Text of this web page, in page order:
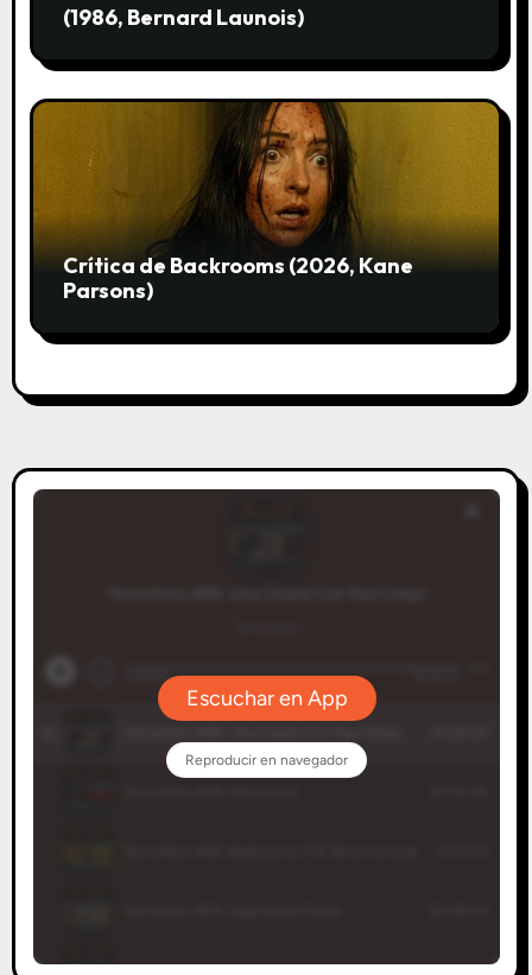
(1986, Bernard Launois)
Crítica de Backrooms (2026, Kane
Parsons)